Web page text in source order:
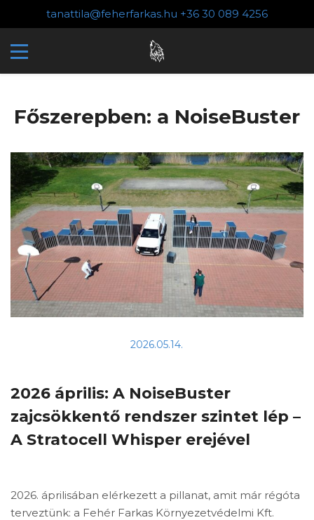
tanattila@feherfarkas.hu +36 30 089 4256
Főszerepben: a NoiseBuster
2026.05.14.
2026 április: A NoiseBuster
zajcsökkentő rendszer szintet lép –
A Stratocell Whisper erejével
2026. áprilisában elérkezett a pillanat, amit már régóta
terveztünk: a Fehér Farkas Környezetvédelmi Kft.